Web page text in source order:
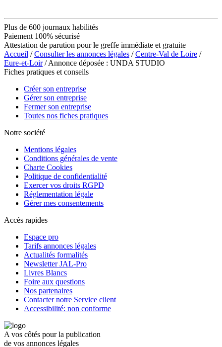
Plus de 600 journaux habilités
Paiement 100% sécurisé
Attestation de parution pour le greffe immédiate et gratuite
Accueil /Consulter les annonces légales /Centre-Val de Loire /
Eure-et-Loir/ Annonce déposée : UNDA STUDIO
Fiches pratiques et conseils
Créer son entreprise
Gérer son entreprise
Fermer son entreprise
Toutes nos fiches pratiques
Notre société
Mentions légales
Conditions générales de vente
Charte Cookies
Politique de confidentialité
Exercer vos droits RGPD
Réglementation légale
Gérer mes consentements
Accès rapides
Espace pro
Tarifs annonces légales
Actualités formalités
Newsletter JAL-Pro
Livres Blancs
Foire aux questions
Nos partenaires
Contacter notre Service client
Accessibilité: non conforme
A vos côtés pour la publication
de vos annonces légales